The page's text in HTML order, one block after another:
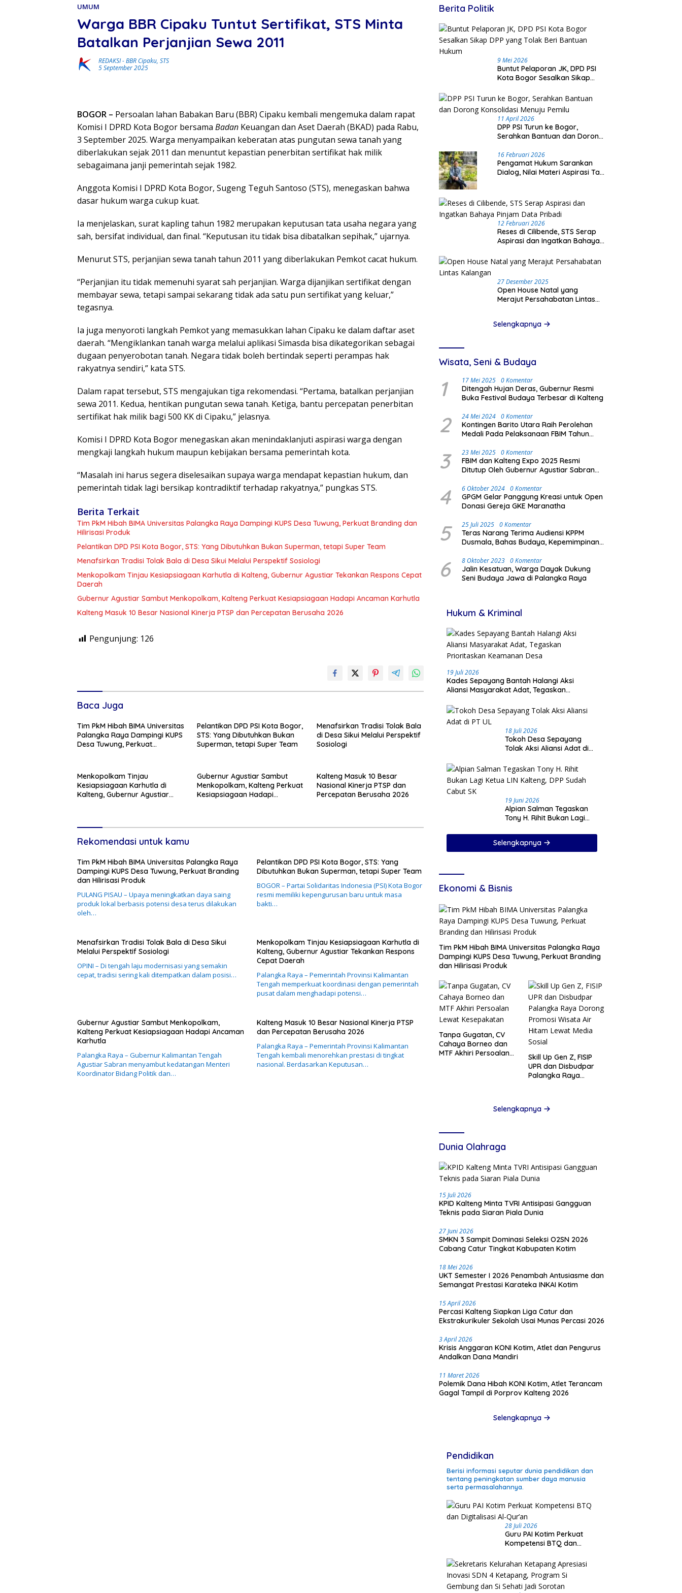
UMUM
Warga BBR Cipaku Tuntut Sertifikat, STS Minta
Batalkan Perjanjian Sewa 2011
REDAKSI-BBR Cipaku, STS
5 September 2025
BOGOR – Persoalan lahan Babakan Baru (BBR) Cipaku kembali mengemuka dalam rapat
Komisi I DPRD Kota Bogor bersama Badan Keuangan dan Aset Daerah (BKAD) pada Rabu,
3 September 2025. Warga menyampaikan keberatan atas pungutan sewa tanah yang
diberlakukan sejak 2011 dan menuntut kepastian penerbitan sertifikat hak milik
sebagaimana janji pemerintah sejak 1982.
Anggota Komisi I DPRD Kota Bogor, Sugeng Teguh Santoso (STS), menegaskan bahwa
dasar hukum warga cukup kuat.
Ia menjelaskan, surat kapling tahun 1982 merupakan keputusan tata usaha negara yang
sah, bersifat individual, dan final. “Keputusan itu tidak bisa dibatalkan sepihak,” ujarnya.
Menurut STS, perjanjian sewa tanah tahun 2011 yang diberlakukan Pemkot cacat hukum.
“Perjanjian itu tidak memenuhi syarat sah perjanjian. Warga dijanjikan sertifikat dengan
membayar sewa, tetapi sampai sekarang tidak ada satu pun sertifikat yang keluar,”
tegasnya.
Ia juga menyoroti langkah Pemkot yang memasukkan lahan Cipaku ke dalam daftar aset
daerah. “Mengiklankan tanah warga melalui aplikasi Simasda bisa dikategorikan sebagai
dugaan penyerobotan tanah. Negara tidak boleh bertindak seperti perampas hak
rakyatnya sendiri,” kata STS.
Dalam rapat tersebut, STS mengajukan tiga rekomendasi. “Pertama, batalkan perjanjian
sewa 2011. Kedua, hentikan pungutan sewa tanah. Ketiga, bantu percepatan penerbitan
sertifikat hak milik bagi 500 KK di Cipaku,” jelasnya.
Komisi I DPRD Kota Bogor menegaskan akan menindaklanjuti aspirasi warga dengan
mengkaji langkah hukum maupun kebijakan bersama pemerintah kota.
“Masalah ini harus segera diselesaikan supaya warga mendapat kepastian hukum, dan
pemerintah tidak lagi bersikap kontradiktif terhadap rakyatnya,” pungkas STS.
Berita Terkait
Tim PkM Hibah BIMA Universitas Palangka Raya Dampingi KUPS Desa Tuwung, Perkuat Branding dan
Hilirisasi Produk
Pelantikan DPD PSI Kota Bogor, STS: Yang Dibutuhkan Bukan Superman, tetapi Super Team
Menafsirkan Tradisi Tolak Bala di Desa Sikui Melalui Perspektif Sosiologi
Menkopolkam Tinjau Kesiapsiagaan Karhutla di Kalteng, Gubernur Agustiar Tekankan Respons Cepat
Daerah
Gubernur Agustiar Sambut Menkopolkam, Kalteng Perkuat Kesiapsiagaan Hadapi Ancaman Karhutla
Kalteng Masuk 10 Besar Nasional Kinerja PTSP dan Percepatan Berusaha 2026
Pengunjung: 126
Baca Juga
Tim PkM Hibah BIMA Universitas
Palangka Raya Dampingi KUPS
Desa Tuwung, Perkuat
Pelantikan DPD PSI Kota Bogor,
STS: Yang Dibutuhkan Bukan
Superman, tetapi Super Team
Menafsirkan Tradisi Tolak Bala
di Desa Sikui Melalui Perspektif
Sosiologi
Menkopolkam Tinjau
Kesiapsiagaan Karhutla di
Kalteng, Gubernur Agustiar
Gubernur Agustiar Sambut
Menkopolkam, Kalteng Perkuat
Kesiapsiagaan Hadapi
Kalteng Masuk 10 Besar
Nasional Kinerja PTSP dan
Percepatan Berusaha 2026
Rekomendasi untuk kamu
Tim PkM Hibah BIMA Universitas Palangka Raya
Dampingi KUPS Desa Tuwung, Perkuat Branding
dan Hilirisasi Produk
PULANG PISAU – Upaya meningkatkan daya saing
produk lokal berbasis potensi desa terus dilakukan
oleh…
Pelantikan DPD PSI Kota Bogor, STS: Yang
Dibutuhkan Bukan Superman, tetapi Super Team
BOGOR – Partai Solidaritas Indonesia (PSI) Kota Bogor
resmi memiliki kepengurusan baru untuk masa
bakti…
Menafsirkan Tradisi Tolak Bala di Desa Sikui
Melalui Perspektif Sosiologi
OPINI – Di tengah laju modernisasi yang semakin
cepat, tradisi sering kali ditempatkan dalam posisi…
Menkopolkam Tinjau Kesiapsiagaan Karhutla di
Kalteng, Gubernur Agustiar Tekankan Respons
Cepat Daerah
Palangka Raya – Pemerintah Provinsi Kalimantan
Tengah memperkuat koordinasi dengan pemerintah
pusat dalam menghadapi potensi…
Gubernur Agustiar Sambut Menkopolkam,
Kalteng Perkuat Kesiapsiagaan Hadapi Ancaman
Karhutla
Palangka Raya – Gubernur Kalimantan Tengah
Agustiar Sabran menyambut kedatangan Menteri
Koordinator Bidang Politik dan…
Kalteng Masuk 10 Besar Nasional Kinerja PTSP
dan Percepatan Berusaha 2026
Palangka Raya – Pemerintah Provinsi Kalimantan
Tengah kembali menorehkan prestasi di tingkat
nasional. Berdasarkan Keputusan…
Berita Politik
9 Mei 2026
Buntut Pelaporan JK, DPD PSI
Kota Bogor Sesalkan Sikap
Hukum
11 April 2026
DPP PSI Turun ke Bogor,
Serahkan Bantuan dan Dorong
16 Februari 2026
Pengamat Hukum Sarankan
Dialog, Nilai Materi Aspirasi Tak
12 Februari 2026
Reses di Cilibende, STS Serap
Aspirasi dan Ingatkan Bahaya
27 Desember 2025
Open House Natal yang
Merajut Persahabatan Lintas
Selengkapnya
Wisata, Seni & Budaya
1 17 Mei 2025 0 Komentar
Ditengah Hujan Deras, Gubernur Resmi
Buka Festival Budaya Terbesar di Kalteng
2 24 Mei 2024 0 Komentar
Kontingen Barito Utara Raih Perolehan
Medali Pada Pelaksanaan FBIM Tahun
3 23 Mei 2025 0 Komentar
FBIM dan Kalteng Expo 2025 Resmi
Ditutup Oleh Gubernur Agustiar Sabran
Masyarakat
4 6 Oktober 2024 0 Komentar
GPGM Gelar Panggung Kreasi untuk Open
Donasi Gereja GKE Maranatha
5 25 Juli 2025 0 Komentar
Teras Narang Terima Audiensi KPPM
Dusmala, Bahas Budaya, Kepemimpinan,
6 8 Oktober 2023 0 Komentar
Jalin Kesatuan, Warga Dayak Dukung
Seni Budaya Jawa di Palangka Raya
Hukum & Kriminal
19 Juli 2026
Kades Sepayang Bantah Halangi Aksi
Aliansi Masyarakat Adat, Tegaskan
18 Juli 2026
Tokoh Desa Sepayang
Tolak Aksi Aliansi Adat di
19 Juni 2026
Alpian Salman Tegaskan
Tony H. Rihit Bukan Lagi
Sudah Cabut SK
Selengkapnya
Ekonomi & Bisnis
Tim PkM Hibah BIMA Universitas Palangka Raya
Dampingi KUPS Desa Tuwung, Perkuat Branding
dan Hilirisasi Produk
Tanpa Gugatan, CV
Cahaya Borneo dan
MTF Akhiri Persoalan
Skill Up Gen Z, FISIP
UPR dan Disbudpar
Palangka Raya
Selengkapnya
Dunia Olahraga
15 Juli 2026
KPID Kalteng Minta TVRI Antisipasi Gangguan
Teknis pada Siaran Piala Dunia
27 Juni 2026
SMKN 3 Sampit Dominasi Seleksi O2SN 2026
Cabang Catur Tingkat Kabupaten Kotim
18 Mei 2026
UKT Semester I 2026 Penambah Antusiasme dan
Semangat Prestasi Karateka INKAI Kotim
15 April 2026
Percasi Kalteng Siapkan Liga Catur dan
Ekstrakurikuler Sekolah Usai Munas Percasi 2026
3 April 2026
Krisis Anggaran KONI Kotim, Atlet dan Pengurus
Andalkan Dana Mandiri
11 Maret 2026
Polemik Dana Hibah KONI Kotim, Atlet Terancam
Gagal Tampil di Porprov Kalteng 2026
Selengkapnya
Pendidikan
Berisi informasi seputar dunia pendidikan dan
tentang peningkatan sumber daya manusia
serta permasalahannya.
28 Juli 2026
Guru PAI Kotim Perkuat
Kompetensi BTQ dan